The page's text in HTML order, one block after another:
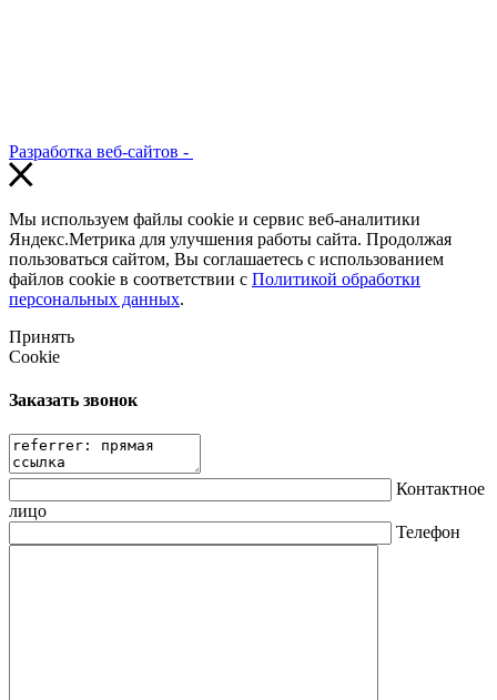
Разработка веб-сайтов -
Мы используем файлы cookie и сервис веб-аналитики
Яндекс.Метрика для улучшения работы сайта. Продолжая
пользоваться сайтом, Вы соглашаетесь с использованием
файлов cookie в соответствии с Политикой обработки
персональных данных.
Принять
Cookie
Заказать звонок
Контактное
лицо
Телефон